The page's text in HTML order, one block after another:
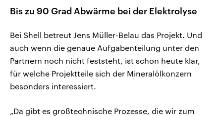
Bis zu 90 Grad Abwärme bei der Elektrolyse
Bei Shell betreut Jens Müller-Belau das Projekt. Und
auch wenn die genaue Aufgabenteilung unter den
Partnern noch nicht feststeht, ist schon heute klar,
für welche Projektteile sich der Mineralölkonzern
besonders interessiert.
„Da gibt es großtechnische Prozesse, die wir zum